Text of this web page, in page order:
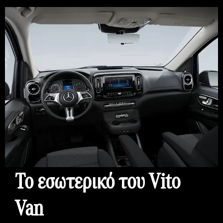
Το εσωτερικό τoυVito
Van